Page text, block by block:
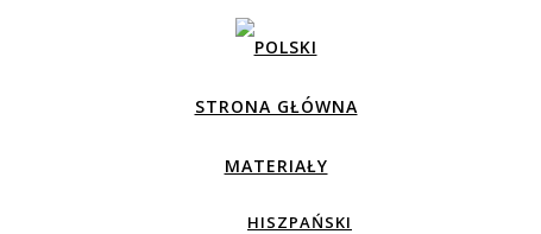
STRONA GŁÓWNA
MATERIAŁY
HISZPAŃSKI